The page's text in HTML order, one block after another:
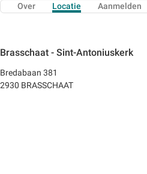
Over Locatie Aanmelden
Brasschaat - Sint-Antoniuskerk
Bredabaan 381
2930 BRASSCHAAT